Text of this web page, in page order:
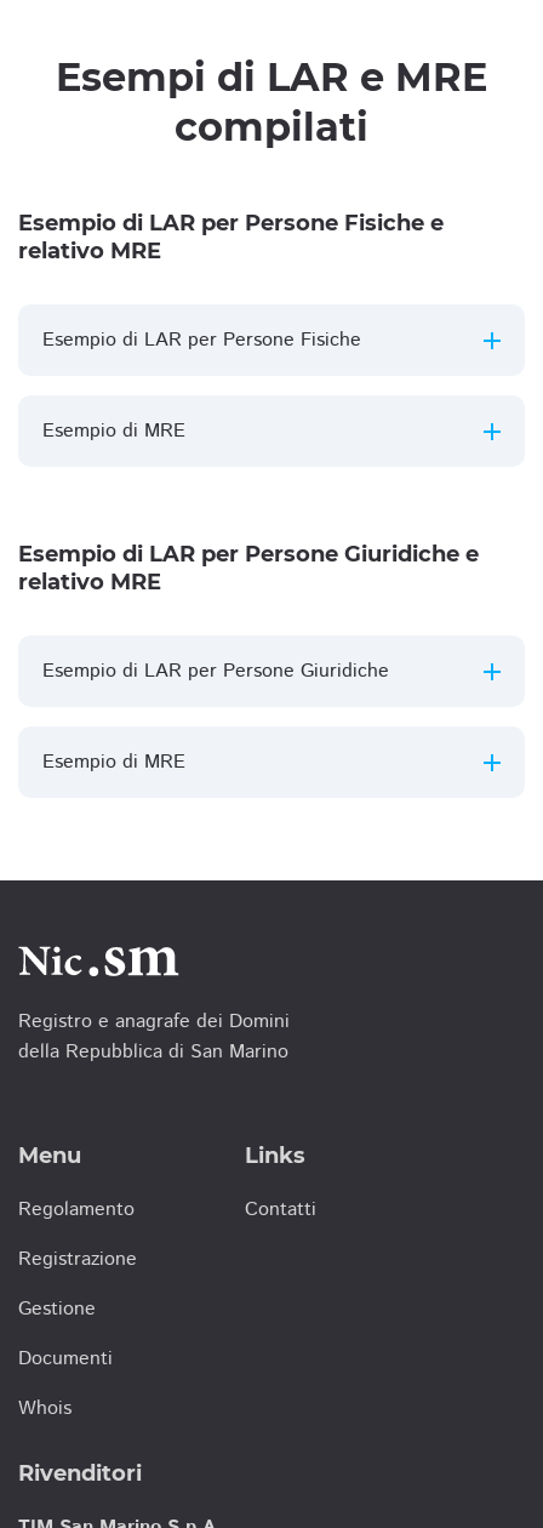
Esempi di LAR e MRE
compilati
Esempio di LAR per Persone Fisiche e
relativo MRE
Esempio di LAR per Persone Fisiche
Esempio di MRE
Esempio di LAR per Persone Giuridiche e
relativo MRE
Esempio di LAR per Persone Giuridiche
Esempio di MRE
Registro e anagrafe dei Domini
della Repubblica di San Marino
Menu
Regolamento
Registrazione
Gestione
Documenti
Whois
Links
Contatti
Rivenditori